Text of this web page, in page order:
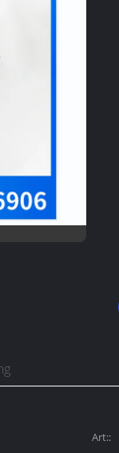
Art::